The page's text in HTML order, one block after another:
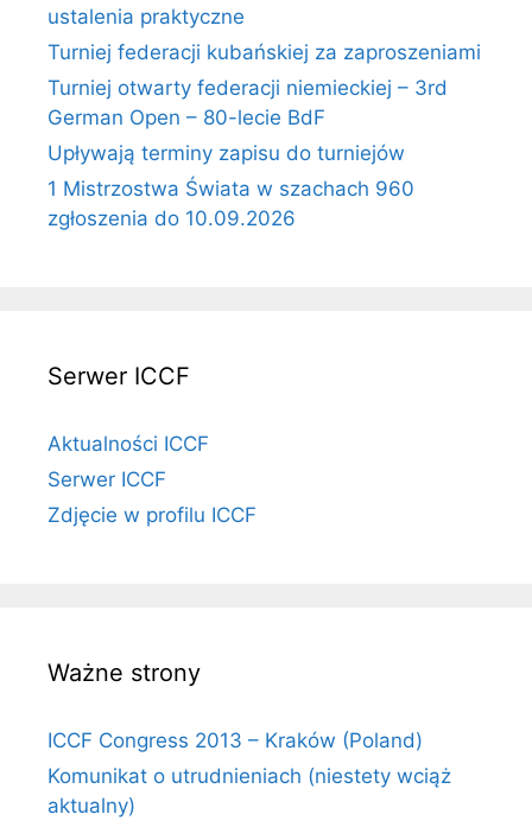
ustalenia praktyczne
Turniej federacji kubańskiej za zaproszeniami
Turniej otwarty federacji niemieckiej – 3rd
German Open – 80-lecie BdF
Upływają terminy zapisu do turniejów
1 Mistrzostwa Świata w szachach 960
zgłoszenia do 10.09.2026
Serwer ICCF
Aktualności ICCF
Serwer ICCF
Zdjęcie w profilu ICCF
Ważne strony
ICCF Congress 2013 – Kraków (Poland)
Komunikat o utrudnieniach (niestety wciąż
aktualny)